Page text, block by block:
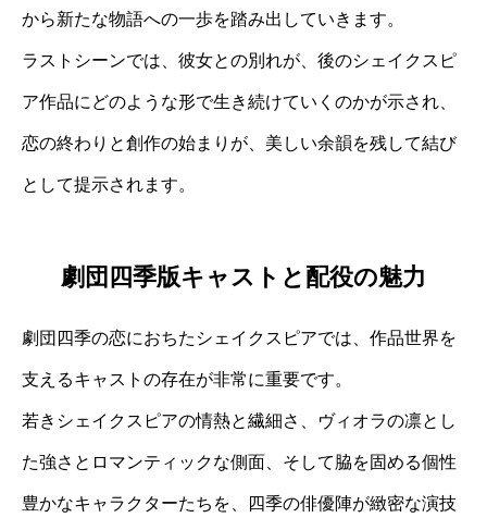
から新たな物語への一歩を踏み出していきます。
ラストシーンでは、彼女との別れが、後のシェイクスピ
ア作品にどのような形で生き続けていくのかが示され、
恋の終わりと創作の始まりが、美しい余韻を残して結び
として提示されます。
劇団四季版キャストと配役の魅力
劇団四季の恋におちたシェイクスピアでは、作品世界を
支えるキャストの存在が非常に重要です。
若きシェイクスピアの情熱と繊細さ、ヴィオラの凛とし
た強さとロマンティックな側面、そして脇を固める個性
豊かなキャラクターたちを、四季の俳優陣が緻密な演技